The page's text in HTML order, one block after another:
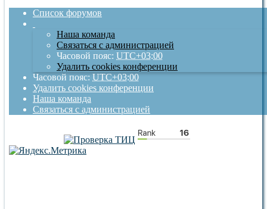
Список форумов
Наша команда
Связаться с администрацией
Часовой пояс: UTC+03:00
Удалить cookies конференции
Часовой пояс: UTC+03:00
Удалить cookies конференции
Наша команда
Связаться с администрацией